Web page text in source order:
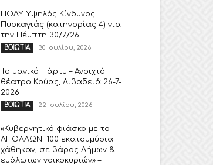
ΠΟΛΥ Υψηλός Κίνδυνος
Πυρκαγιάς (κατηγορίας 4) για
την Πέμπτη 30/7/26
ΒΟΙΩΤΙΑ 30 Ιουλίου, 2026
Το μαγικό Πάρτυ – Ανοιχτό
θέατρο Κρύας, Λιβαδειά 26-7-
2026
ΒΟΙΩΤΙΑ 22 Ιουλίου, 2026
«Κυβερνητικό φιάσκο με το
ΑΠΟΛΛΩΝ. 100 εκατομμύρια
χάθηκαν, σε βάρος Δήμων &
ευάλωτων νοικοκυριών» –